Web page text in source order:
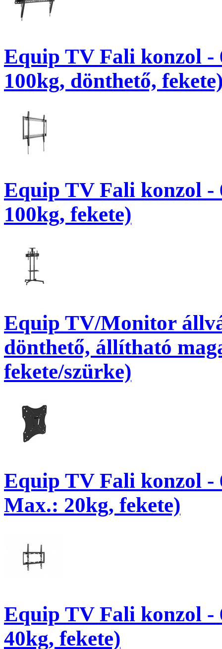
Equip TV Fali konzol -
100kg, dönthető,
Equip TV Fali konzol -
100kg, fekete)
Equip TV/Monitor
dönthető, állítható
fekete/szürke)
Equip TV Fali konzol -
Max.: 20kg, fekete)
Equip TV Fali konzol
40kg, fekete)